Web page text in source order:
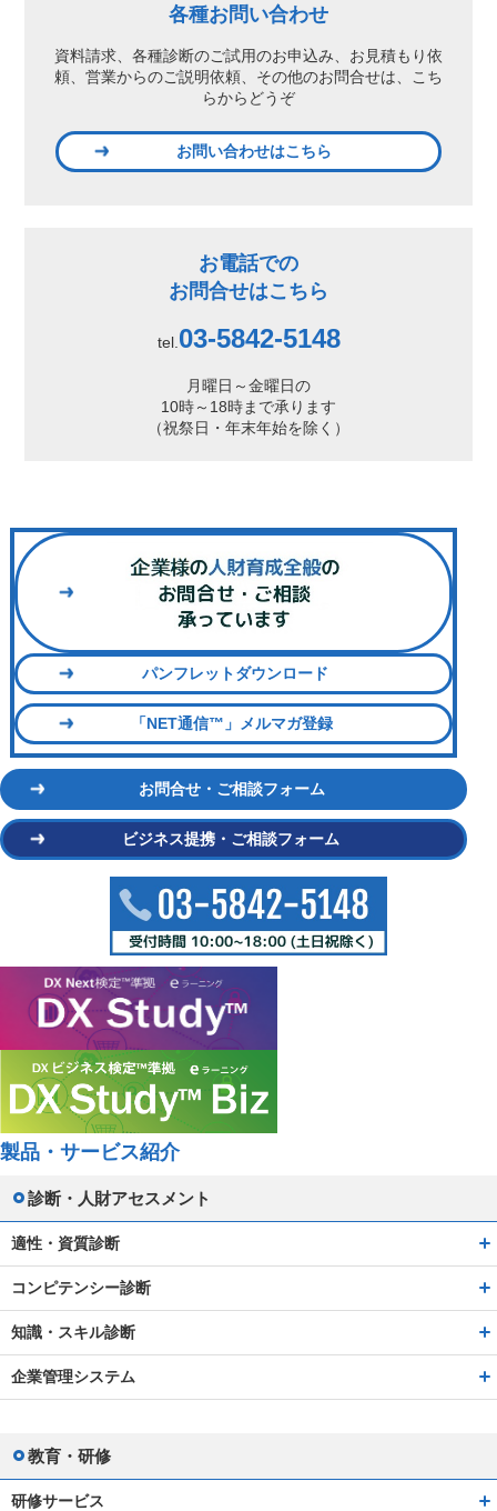
各種お問い合わせ
資料請求、各種診断のご試用のお申込み、 お見積もり依
頼、営業からのご説明依頼、 その他のお問合せは、こち
らからどうぞ
お問い合わせはこちら
お電話での
お問合せはこちら
tel. 03-5842-5148
月曜日～金曜日の
10時～18時まで承ります
（祝祭日・年末年始を除く）
パンフレットダウンロード
「NET通信™」メルマガ登録
お問合せ・ご相談フォーム
ビジネス提携・ご相談フォーム
製品・サービス紹介
診断・人財アセスメント
適性・資質診断
コンピテンシー診断
知識・スキル診断
企業管理システム
教育・研修
研修サービス